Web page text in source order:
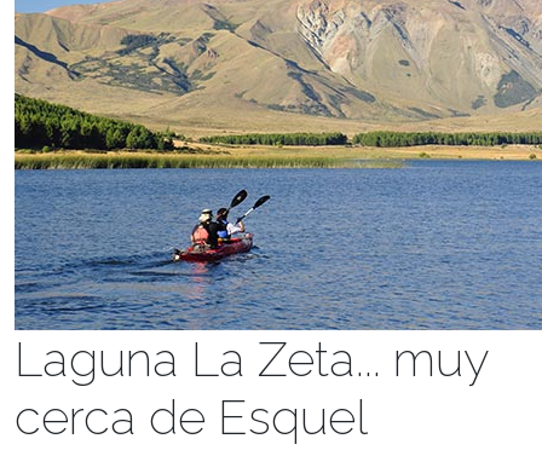
Laguna La Zeta... muy
cerca de Esquel